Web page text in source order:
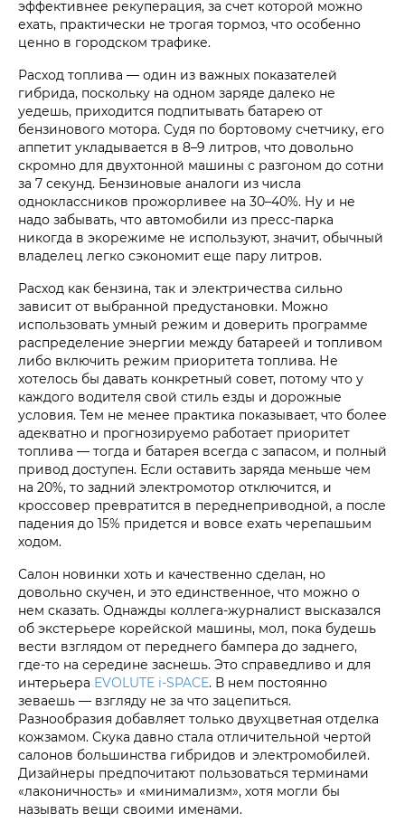
эффективнее рекуперация, за счет которой можно
ехать, практически не трогая тормоз, что особенно
ценно в городском трафике.
Расход топлива — один из важных показателей
гибрида, поскольку на одном заряде далеко не
уедешь, приходится подпитывать батарею от
бензинового мотора. Судя по бортовому счетчику, его
аппетит укладывается в 8–9 литров, что довольно
скромно для двухтонной машины с разгоном до сотни
за 7 секунд. Бензиновые аналоги из числа
одноклассников прожорливее на 30–40%. Ну и не
надо забывать, что автомобили из пресс-парка
никогда в экорежиме не используют, значит, обычный
владелец легко сэкономит еще пару литров.
Расход как бензина, так и электричества сильно
зависит от выбранной предустановки. Можно
использовать умный режим и доверить программе
распределение энергии между батареей и топливом
либо включить режим приоритета топлива. Не
хотелось бы давать конкретный совет, потому что у
каждого водителя свой стиль езды и дорожные
условия. Тем не менее практика показывает, что более
адекватно и прогнозируемо работает приоритет
топлива — тогда и батарея всегда с запасом, и полный
привод доступен. Если оставить заряда меньше чем
на 20%, то задний электромотор отключится, и
кроссовер превратится в переднеприводной, а после
падения до 15% придется и вовсе ехать черепашьим
ходом.
Салон новинки хоть и качественно сделан, но
довольно скучен, и это единственное, что можно о
нем сказать. Однажды коллега-журналист высказался
об экстерьере корейской машины, мол, пока будешь
вести взглядом от переднего бампера до заднего,
где-то на середине заснешь. Это справедливо и для
интерьера EVOLUTE i‑SPACE. В нем постоянно
зеваешь — взгляду не за что зацепиться.
Разнообразия добавляет только двухцветная отделка
кожзамом. Скука давно стала отличительной чертой
салонов большинства гибридов и электромобилей.
Дизайнеры предпочитают пользоваться терминами
«лаконичность» и «минимализм», хотя могли бы
называть вещи своими именами.